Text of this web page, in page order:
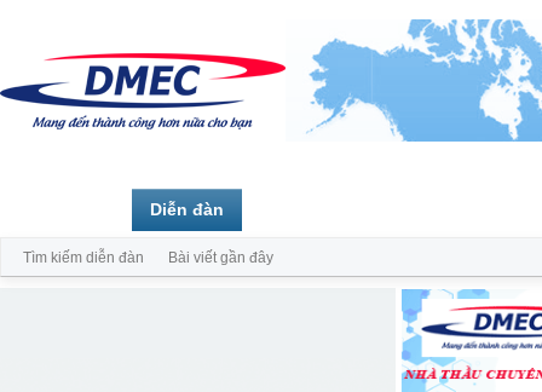
Diễn đàn
Tìm kiếm diễn đàn Bài viết gần đây